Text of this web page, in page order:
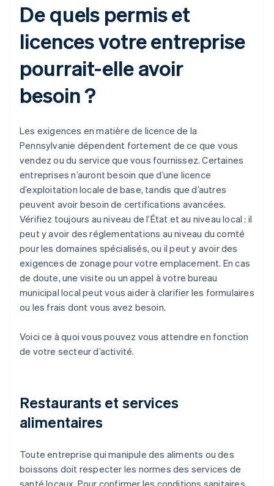
De quels permis et
licences votre entreprise
pourrait-elle avoir
besoin ?
Les exigences en matière de licence de la
Pennsylvanie dépendent fortement de ce que vous
vendez ou du service que vous fournissez. Certaines
entreprises n’auront besoin que d’une licence
d’exploitation locale de base, tandis que d’autres
peuvent avoir besoin de certifications avancées.
Vérifiez toujours au niveau de l’État et au niveau local : il
peut y avoir des réglementations au niveau du comté
pour les domaines spécialisés, ou il peut y avoir des
exigences de zonage pour votre emplacement. En cas
de doute, une visite ou un appel à votre bureau
municipal local peut vous aider à clarifier les formulaires
ou les frais dont vous avez besoin.
Voici ce à quoi vous pouvez vous attendre en fonction
de votre secteur d’activité.
Restaurants et services
alimentaires
Toute entreprise qui manipule des aliments ou des
boissons doit respecter les normes des services de